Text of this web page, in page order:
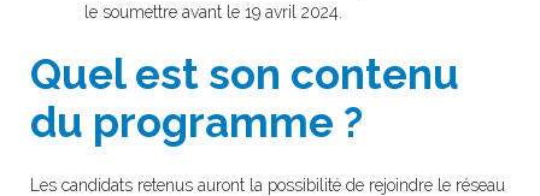
le soumettre avant le 19 avril 2024.
Quel est son contenu
du programme ?
Les candidats retenus auront la possibilité de rejoindre le réseau